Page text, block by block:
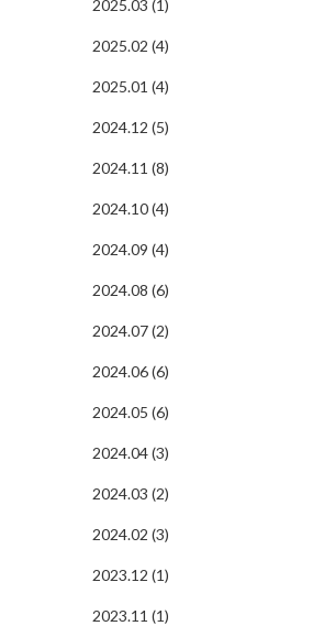
2025.03 (1)
2025.02 (4)
2025.01 (4)
2024.12 (5)
2024.11 (8)
2024.10 (4)
2024.09 (4)
2024.08 (6)
2024.07 (2)
2024.06 (6)
2024.05 (6)
2024.04 (3)
2024.03 (2)
2024.02 (3)
2023.12 (1)
2023.11 (1)